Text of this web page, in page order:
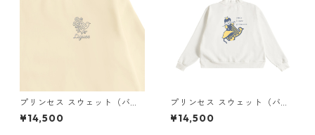
プリンセス スウェット（バッ
クプリント）× Liguee®️花ロゴ
（刺繍）
¥14,500
プリンセス スウェット（バッ
クプリント）× Liguee®️糸の鳥
ロゴ（刺繍）
¥14,500